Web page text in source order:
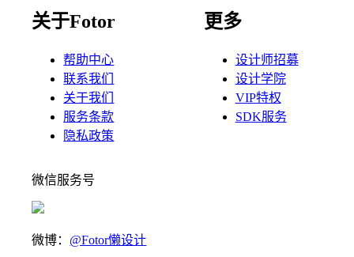
关于Fotor
帮助中心
联系我们
关于我们
服务条款
隐私政策
更多
设计师招募
设计学院
VIP特权
SDK服务
微信服务号
微博： @Fotor懒设计